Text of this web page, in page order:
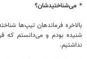
* می‌شناختیدشان؟
بالاخره فرماندهان تیپ‌ها
شنیده بودم و می‌دانستم که
نداشتیم.